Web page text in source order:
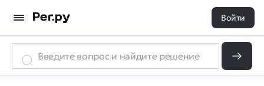
Войти